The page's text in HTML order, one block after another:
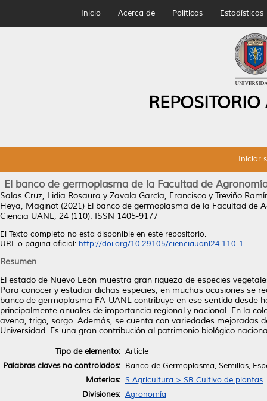
Inicio Acerca de Políticas Estadísticas
Iniciar
El banco de germoplasma de la Facultad de
Salas Cruz, Lidia Rosaura y Zavala García, Francisco y Treviño
Heya, Maginot (2021) El banco de germoplasma de la Facultad de
Ciencia UANL, 24 (110). ISSN 1405-9177
El Texto completo no esta disponible en este repositorio.
URL o página oficial: http://doi.org/10.29105/cienciauanl24.110-1
Resumen
El estado de Nuevo León muestra gran riqueza de especies
Para conocer y estudiar dichas especies, en muchas ocasiones se
banco de germoplasma FA-UANL contribuye en ese sentido desde
principalmente anuales de importancia regional y nacional. En la
avena, trigo, sorgo. Además, se cuenta con variedades mejoradas
Universidad. Es una gran contribución al patrimonio biológico
Tipo de elemento: Article
Palabras claves no controlados: Banco de Germoplasma, Semillas,
Materias: S Agricultura > SB Cultivo de plantas
Divisiones: Agronomía